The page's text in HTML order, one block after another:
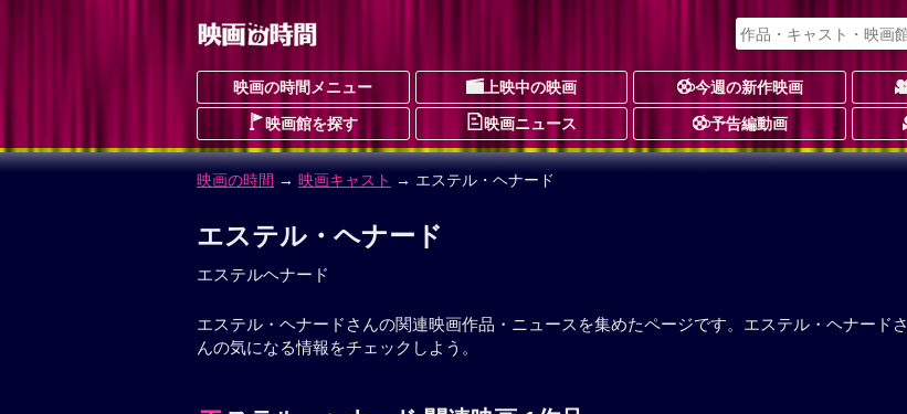
映画の時間メニュー 上映中の映画 今週の新作映画
映画館を探す 映画ニュース 予告編動画
映画の時間 → 映画キャスト → エステル・ヘナード
エステル・ヘナード
エステルヘナード
エステル・ヘナードさんの関連映画作品・ニュースを集めたページです。エステル・ヘナードさ
んの気になる情報をチェックしよう。